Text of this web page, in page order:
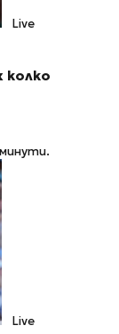
Live
колко
Live